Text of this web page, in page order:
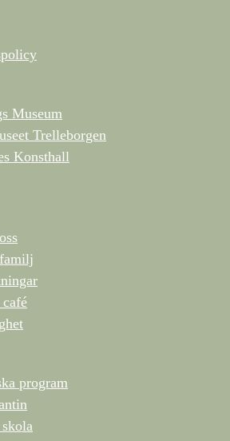
Museum
Trelleborgen
Konsthall
program
skola